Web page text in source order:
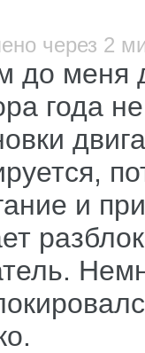
через 2
до меня
года
и